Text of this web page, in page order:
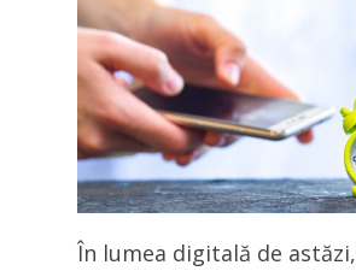
În lumea digitală de astăzi,